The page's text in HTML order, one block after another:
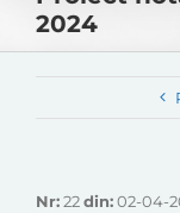
2024
Nr:22din:02-04-